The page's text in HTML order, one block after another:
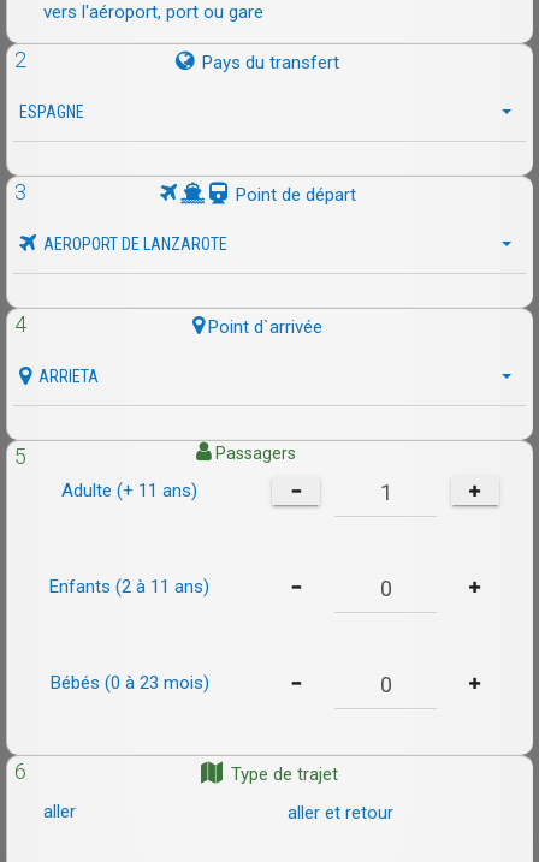
vers l'aéroport, port ou gare
2 Pays du transfert
ESPAGNE
3 Point de départ
AEROPORT DE LANZAROTE
4 Point d`arrivée
ARRIETA
5 Passagers
Adulte (+ 11 ans)
Enfants (2 à 11 ans)
Bébés (0 à 23 mois)
6
Type de trajet
aller
aller et retour